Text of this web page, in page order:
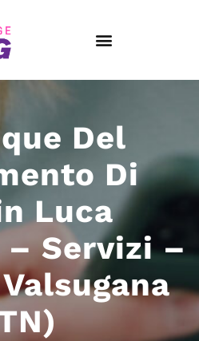
Del
Di
Luca
– Servizi –